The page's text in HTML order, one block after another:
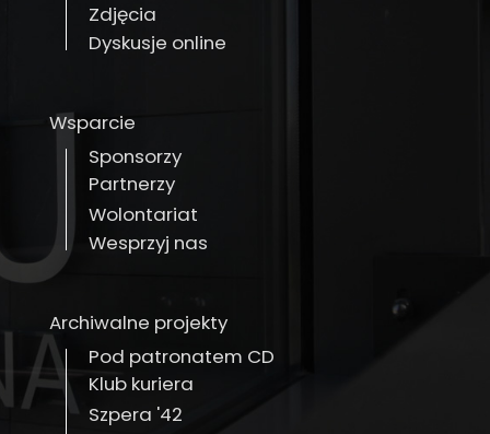
Zdjęcia
Dyskusje online
Wsparcie
Sponsorzy
Partnerzy
Wolontariat
Wesprzyj nas
Archiwalne projekty
Pod patronatem CD
Klub kuriera
Szpera '42